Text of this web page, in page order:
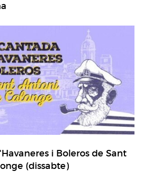
i Boleros de Sant
(dissabte)